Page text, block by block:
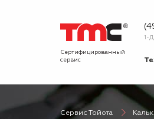
Сертифицированный
сервис
1-
Сервис Тойота